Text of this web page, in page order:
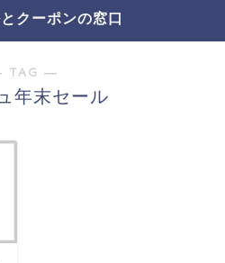
クーポンの窓口
TAG ―
年末セール